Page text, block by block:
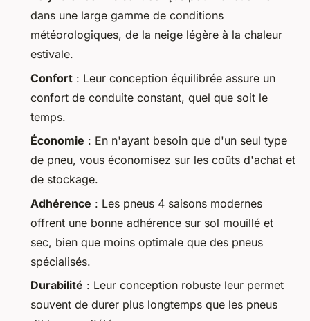
dans une large gamme de conditions
météorologiques, de la neige légère à la chaleur
estivale.
Confort : Leur conception équilibrée assure un
confort de conduite constant, quel que soit le
temps.
Économie : En n'ayant besoin que d'un seul type
de pneu, vous économisez sur les coûts d'achat et
de stockage.
Adhérence : Les pneus 4 saisons modernes
offrent une bonne adhérence sur sol mouillé et
sec, bien que moins optimale que des pneus
spécialisés.
Durabilité : Leur conception robuste leur permet
souvent de durer plus longtemps que les pneus